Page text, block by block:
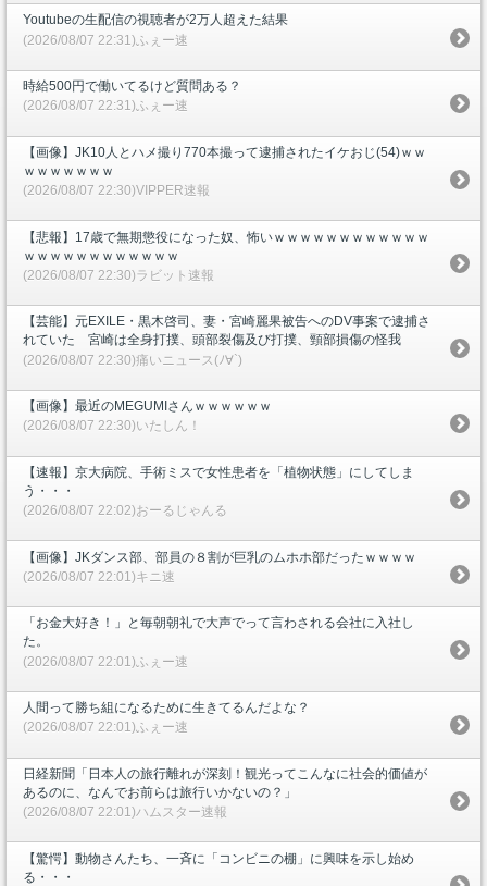
Youtubeの生配信の視聴者が2万人超えた結果
(2026/08/07 22:31)ふぇー速
時給500円で働いてるけど質問ある？
(2026/08/07 22:31)ふぇー速
【画像】JK10人とハメ撮り770本撮って逮捕されたイケおじ(54)ｗｗ
ｗｗｗｗｗｗｗ
(2026/08/07 22:30)VIPPER速報
【悲報】17歳で無期懲役になった奴、怖いｗｗｗｗｗｗｗｗｗｗｗｗ
ｗｗｗｗｗｗｗｗｗｗｗｗ
(2026/08/07 22:30)ラビット速報
【芸能】元EXILE・黒木啓司、妻・宮崎麗果被告へのDV事案で逮捕さ
れていた 宮崎は全身打撲、頭部裂傷及び打撲、頸部損傷の怪我
(2026/08/07 22:30)痛いニュース(ﾉ∀`)
【画像】最近のMEGUMIさんｗｗｗｗｗｗ
(2026/08/07 22:30)いたしん！
【速報】京大病院、手術ミスで女性患者を「植物状態」にしてしま
う・・・
(2026/08/07 22:02)おーるじゃんる
【画像】JKダンス部、部員の８割が巨乳のムホホ部だったｗｗｗｗ
(2026/08/07 22:01)キニ速
「お金大好き！」と毎朝朝礼で大声でって言わされる会社に入社し
た。
(2026/08/07 22:01)ふぇー速
人間って勝ち組になるために生きてるんだよな？
(2026/08/07 22:01)ふぇー速
日経新聞「日本人の旅行離れが深刻！観光ってこんなに社会的価値が
あるのに、なんでお前らは旅行いかないの？」
(2026/08/07 22:01)ハムスター速報
【驚愕】動物さんたち、一斉に「コンビニの棚」に興味を示し始め
る・・・